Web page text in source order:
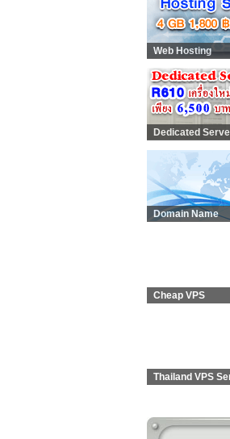
Web Hosting
Dedicated
Domain Name
Cheap VPS
Thailand VPS